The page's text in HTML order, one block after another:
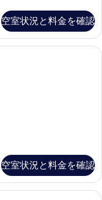
空室状況と料金を確認
)、客室ごとに異なる装飾
空室状況と料金を確認